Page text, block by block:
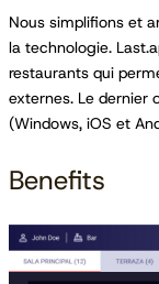
Nous simplifions et
la technologie.
restaurants qui
externes. Le dernier
(Windows, iOS et
Benefits